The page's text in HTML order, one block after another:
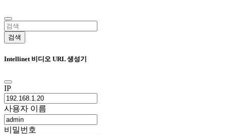
검색
Intellinet 비디오 URL 생성기
IP
사용자 이름
비밀번호